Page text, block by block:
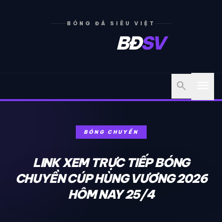
BÓNG ĐÁ SIÊU VIỆT
BĐSV
search
BÓNG CHUYỀN
LINK XEM TRỰC TIẾP BÓNG
CHUYỀN CÚP HÙNG VƯƠNG 2026
HÔM NAY 25/4